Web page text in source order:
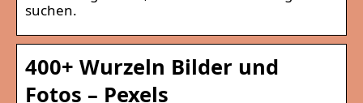
suchen.
400+ Wurzeln Bilder und
Fotos – Pexels